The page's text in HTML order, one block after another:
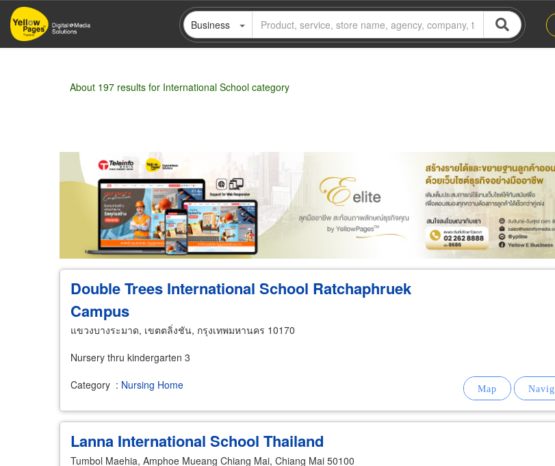
Skip
main
Business
About 197 results for International School category
Wholesale Retail Manufacturer Dealer Exporter/Importer Service Business
Double Trees International School Ratchaphruek
Campus
แขวงบางระมาด, เขตตลิ่งชัน, กรุงเทพมหานคร 10170
Nursery thru kindergarten 3
Category : Nursing Home
Lanna International School Thailand
Tumbol Maehia, Amphoe Mueang Chiang Mai, Chiang Mai 50100